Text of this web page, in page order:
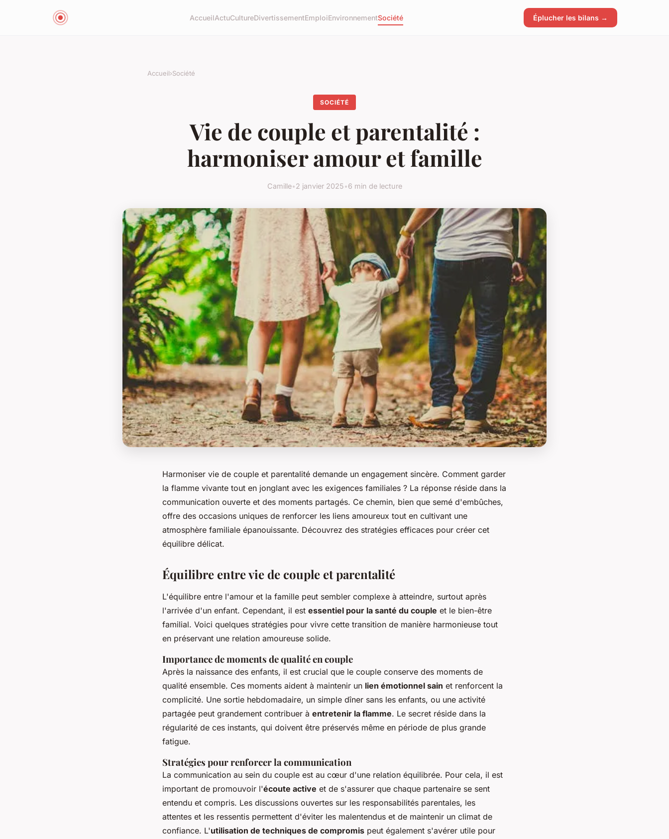
AccueilActuCultureDivertissementEmploiEnvironnementSociété Éplucher les bilans →
Accueil›Société
SOCIÉTÉ
Vie de couple et parentalité :
harmoniser amour et famille
Camille•2 janvier 2025•6 min de lecture
Harmoniser vie de couple et parentalité demande un engagement sincère. Comment garder
la flamme vivante tout en jonglant avec les exigences familiales ? La réponse réside dans la
communication ouverte et des moments partagés. Ce chemin, bien que semé d'embûches,
offre des occasions uniques de renforcer les liens amoureux tout en cultivant une
atmosphère familiale épanouissante. Découvrez des stratégies efficaces pour créer cet
équilibre délicat.
Équilibre entre vie de couple et parentalité
L'équilibre entre l'amour et la famille peut sembler complexe à atteindre, surtout après
l'arrivée d'un enfant. Cependant, il est essentiel pour la santé du couple et le bien-être
familial. Voici quelques stratégies pour vivre cette transition de manière harmonieuse tout
en préservant une relation amoureuse solide.
Importance de moments de qualité en couple
Après la naissance des enfants, il est crucial que le couple conserve des moments de
qualité ensemble. Ces moments aident à maintenir un lien émotionnel sain et renforcent la
complicité. Une sortie hebdomadaire, un simple dîner sans les enfants, ou une activité
partagée peut grandement contribuer à entretenir la flamme. Le secret réside dans la
régularité de ces instants, qui doivent être préservés même en période de plus grande
fatigue.
Stratégies pour renforcer la communication
La communication au sein du couple est au cœur d'une relation équilibrée. Pour cela, il est
important de promouvoir l'écoute active et de s'assurer que chaque partenaire se sent
entendu et compris. Les discussions ouvertes sur les responsabilités parentales, les
attentes et les ressentis permettent d'éviter les malentendus et de maintenir un climat de
confiance. L'utilisation de techniques de compromis peut également s'avérer utile pour